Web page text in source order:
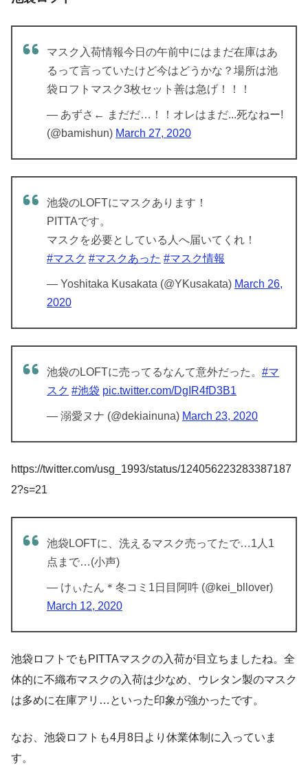
マスク入荷情報今日の午前中にはまだ在庫はあ
るって言っていたけど今はどうかな？場所は池
袋ロフトマスク3枚セット善は急げ！！！
— あずさ← まだだ…！！オレはまだ...死なねー!
(@bamishun) March 27, 2020
池袋のLOFTにマスクあります！
PITTAです。
マスクを必要としている人へ届いてくれ！
#マスク #マスクあった #マスク情報
— Yoshitaka Kusakata (@YKusakata) March 26,
2020
池袋のLOFTに売ってるなんて意外だった。 #マ
スク #池袋 pic.twitter.com/DgIR4fD3B1
— 溺愛ヌナ (@dekiainuna) March 23, 2020
https://twitter.com/usg_1993/status/124056223283387187
2?s=21
池袋LOFTに、洗えるマスク売ってたで…1人1
点まで…(小声)
— けぃたん＊冬コミ1日目阿吽 (@kei_bllover)
March 12, 2020
池袋ロフトでもPITTAマスクの入荷が目立ちましたね。全
体的に不織布マスクの入荷は少なめ、ウレタン製のマスク
は多めに在庫アリ…といった印象が強かったです。
なお、池袋ロフトも4月8日より休業体制に入っていま
す。